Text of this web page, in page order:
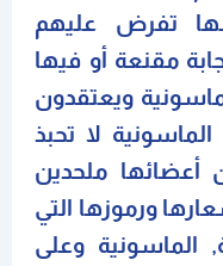
تفرض عليهم
مقنعة أو فيها
ويعتقدون
الماسونية لا تحبذ
أعضائها ملحدين
ورموزها التي
الماسونية وعلى